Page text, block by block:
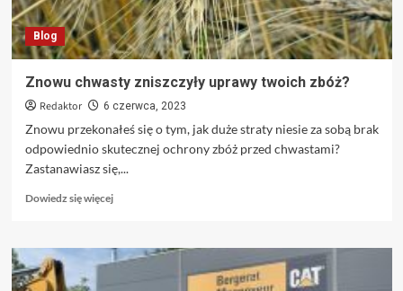
Blog
Znowu chwasty zniszczyły uprawy twoich zbóż?
Redaktor 6 czerwca, 2023
Znowu przekonałeś się o tym, jak duże straty niesie za sobą brak
odpowiednio skutecznej ochrony zbóż przed chwastami?
Zastanawiasz się,...
Dowiedz się więcejDowiedz
o
Znowu